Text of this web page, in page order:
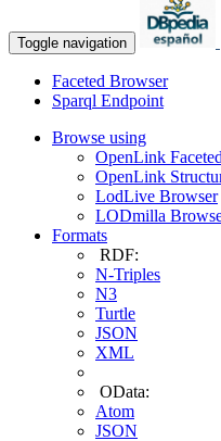
Toggle navigation
Faceted Browser
Sparql Endpoint
Browse using
OpenLink
OpenLink
LodLive Browser
LODmilla
Formats
RDF:
N-Triples
N3
Turtle
JSON
XML
OData:
Atom
JSON